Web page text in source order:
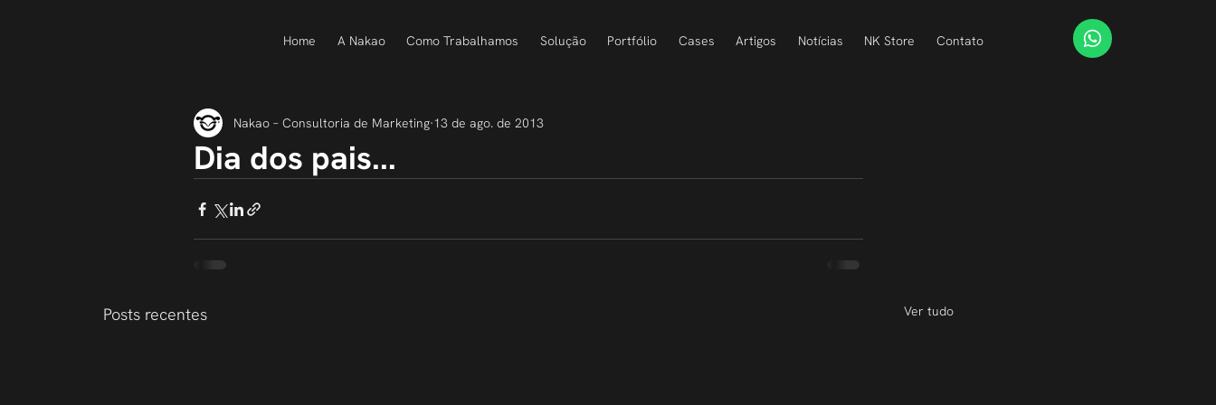
Home A Nakao Como Trabalhamos Solução Portfólio Cases Artigos Notícias NK Store Contato
Dia dos pais...
Nakao – Consultoria de Marketing 13 de ago. de 2013
Posts recentes Ver tudo